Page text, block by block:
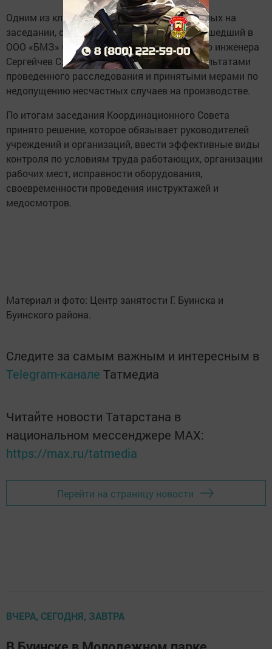
Одним из ключевых вопросов, рассмотренных на
заседании, стал несчастный случай произошедший в
ООО «БМЗ» 6 июня 2016 года. Зам. Главного инженера
Сергейчев С.М. ознакомил комиссию с результатами
проведенного расследования и принятыми мерами по
недопущению несчастных случаев на производстве.
По итогам заседания Координационного Совета
принято решение, которое обязывает руководителей
учреждений и организаций, ввести эффективные виды
контроля по условиям труда работающих, организации
рабочих мест, исправности оборудования,
своевременности проведения инструктажей и
медосмотров.
Материал и фото: Центр занятости Г. Буинска и
Буинского района.
Следите за самым важным и интересным в
Telegram-канале Татмедиа
Читайте новости Татарстана в
национальном мессенджере MАХ:
https://max.ru/tatmedia
Перейти на страницу новости
ВЧЕРА, СЕГОДНЯ, ЗАВТРА